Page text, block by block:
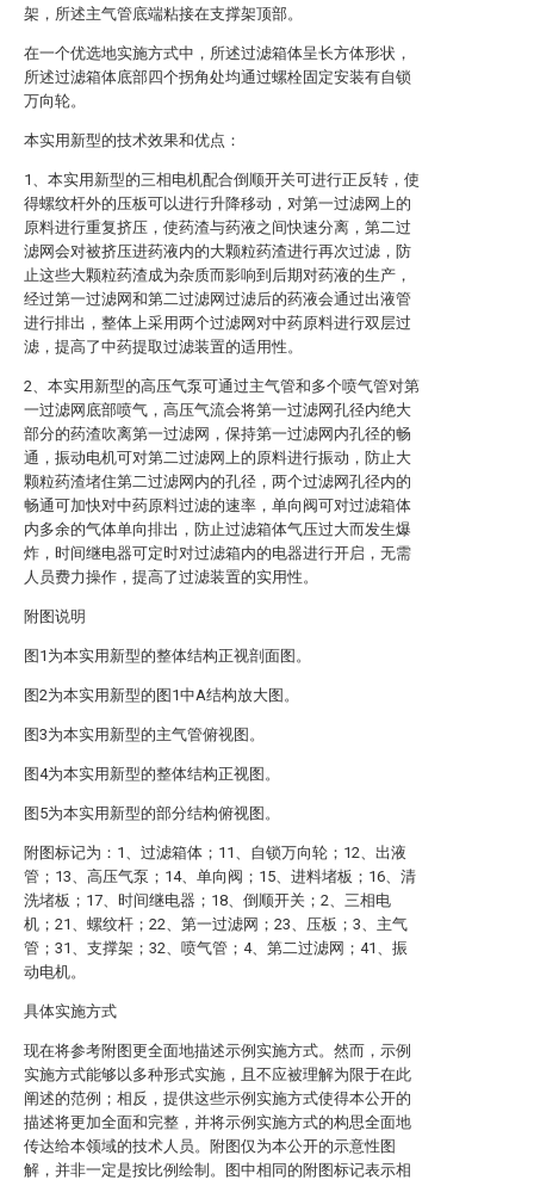
架，所述主气管底端粘接在支撑架顶部。
在一个优选地实施方式中，所述过滤箱体呈长方体形状，
所述过滤箱体底部四个拐角处均通过螺栓固定安装有自锁
万向轮。
本实用新型的技术效果和优点：
1、本实用新型的三相电机配合倒顺开关可进行正反转，使
得螺纹杆外的压板可以进行升降移动，对第一过滤网上的
原料进行重复挤压，使药渣与药液之间快速分离，第二过
滤网会对被挤压进药液内的大颗粒药渣进行再次过滤，防
止这些大颗粒药渣成为杂质而影响到后期对药液的生产，
经过第一过滤网和第二过滤网过滤后的药液会通过出液管
进行排出，整体上采用两个过滤网对中药原料进行双层过
滤，提高了中药提取过滤装置的适用性。
2、本实用新型的高压气泵可通过主气管和多个喷气管对第
一过滤网底部喷气，高压气流会将第一过滤网孔径内绝大
部分的药渣吹离第一过滤网，保持第一过滤网内孔径的畅
通，振动电机可对第二过滤网上的原料进行振动，防止大
颗粒药渣堵住第二过滤网内的孔径，两个过滤网孔径内的
畅通可加快对中药原料过滤的速率，单向阀可对过滤箱体
内多余的气体单向排出，防止过滤箱体气压过大而发生爆
炸，时间继电器可定时对过滤箱内的电器进行开启，无需
人员费力操作，提高了过滤装置的实用性。
附图说明
图1为本实用新型的整体结构正视剖面图。
图2为本实用新型的图1中A结构放大图。
图3为本实用新型的主气管俯视图。
图4为本实用新型的整体结构正视图。
图5为本实用新型的部分结构俯视图。
附图标记为：1、过滤箱体；11、自锁万向轮；12、出液
管；13、高压气泵；14、单向阀；15、进料堵板；16、清
洗堵板；17、时间继电器；18、倒顺开关；2、三相电
机；21、螺纹杆；22、第一过滤网；23、压板；3、主气
管；31、支撑架；32、喷气管；4、第二过滤网；41、振
动电机。
具体实施方式
现在将参考附图更全面地描述示例实施方式。然而，示例
实施方式能够以多种形式实施，且不应被理解为限于在此
阐述的范例；相反，提供这些示例实施方式使得本公开的
描述将更加全面和完整，并将示例实施方式的构思全面地
传达给本领域的技术人员。附图仅为本公开的示意性图
解，并非一定是按比例绘制。图中相同的附图标记表示相